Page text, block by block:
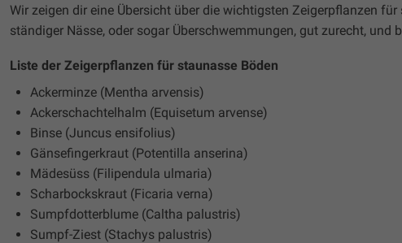
Wir zeigen dir eine Übersicht über die wichtigsten Zeigerpflanzen
ständiger Nässe, oder sogar Überschwemmungen, gut zurecht, und
Liste der Zeigerpflanzen für staunasse Böden
Ackerminze (Mentha arvensis)
Ackerschachtelhalm (Equisetum arvense)
Binse (Juncus ensifolius)
Gänsefingerkraut (Potentilla anserina)
Mädesüss (Filipendula ulmaria)
Scharbockskraut (Ficaria verna)
Sumpfdotterblume (Caltha palustris)
Sumpf-Ziest (Stachys palustris)